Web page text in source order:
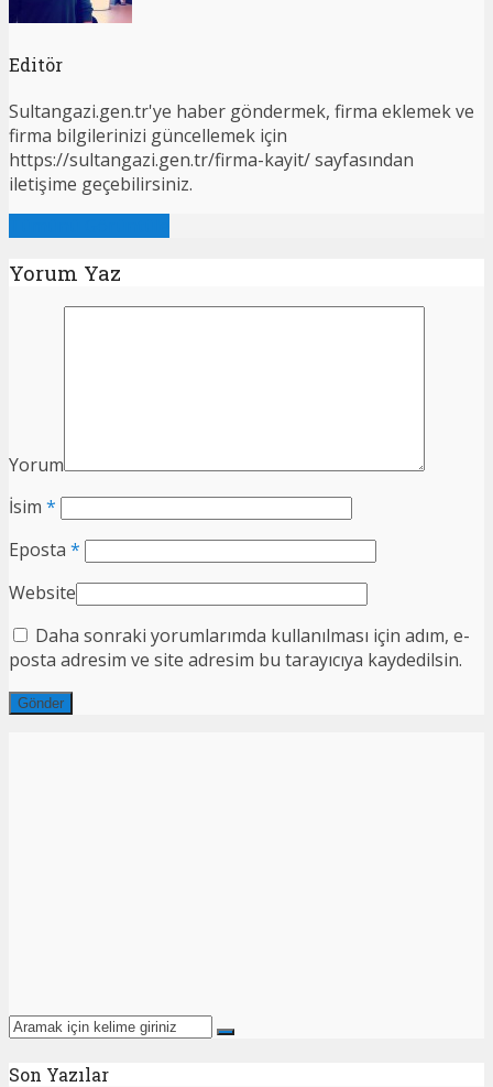
Editör
Sultangazi.gen.tr'ye haber göndermek, firma eklemek ve
firma bilgilerinizi güncellemek için
https://sultangazi.gen.tr/firma-kayit/ sayfasından
iletişime geçebilirsiniz.
Yorum Yaz
Yorum
İsim *
Eposta *
Website
Daha sonraki yorumlarımda kullanılması için adım, e-
posta adresim ve site adresim bu tarayıcıya kaydedilsin.
Son Yazılar